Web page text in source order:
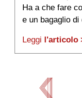
Ha a che fare
e un bagaglio
Leggi l'articolo